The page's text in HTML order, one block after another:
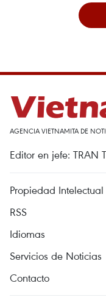
AGENCIA VIETNAMITA DE
Editor en jefe: TRAN
Propiedad Intelectual
RSS
Idiomas
Servicios de Noticias
Contacto